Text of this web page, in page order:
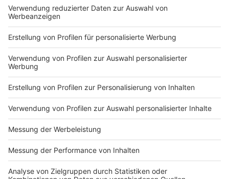
Du hast dir noch keine Artikel gemerkt
Markiere sie hierfür mit einem
Impressum
Nutzungsbedingungen Kontakt
Newsletter